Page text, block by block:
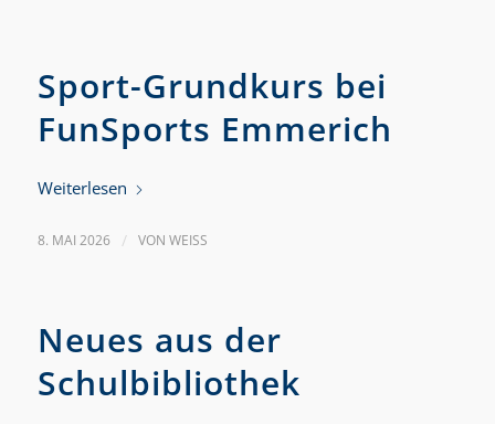
Sport-Grundkurs bei
FunSports Emmerich
Weiterlesen
8. MAI 2026 / VON WEISS
Neues aus der
Schulbibliothek